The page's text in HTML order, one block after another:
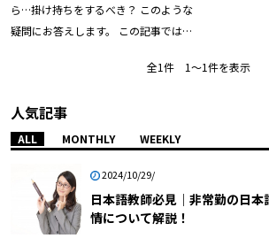
ら…掛け持ちをするべき？ このような
疑問にお答えします。 この記事では
情』について解説していきます。後半
リット」についても触れていますの
で、ぜひ最後までご覧くださいね。
日本語教師の掛け持ちについて解説す
る前に 日本語教師必見｜非常勤の日
本語教師の掛け持ちとは？ 日本語教
全1件 1〜1件を表示
人気記事
ALL MONTHLY WEEKLY
2024/10/29/
日本語教師必見｜非常勤の日
情について解説！